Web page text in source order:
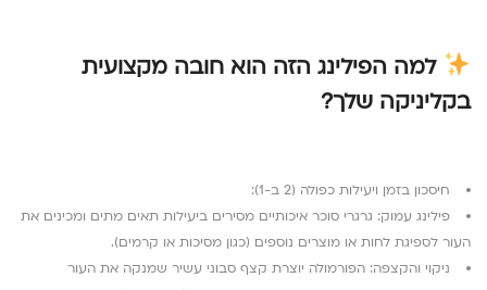
למה הפילינג הזה הוא חובה מקצועית
בקליניקה שלך?
חיסכון בזמן ויעילות כפולה (2 ב-1):
פילינג עמוק: גרגרי סוכר איכותיים מסירים ביעילות תאים מתים ומכינים את
העור לספיגת לחות או מוצרים נוספים (כגון מסיכות או קרמים).
ניקוי והקצפה: הפורמולה יוצרת קצף סבוני עשיר שמנקה את העור